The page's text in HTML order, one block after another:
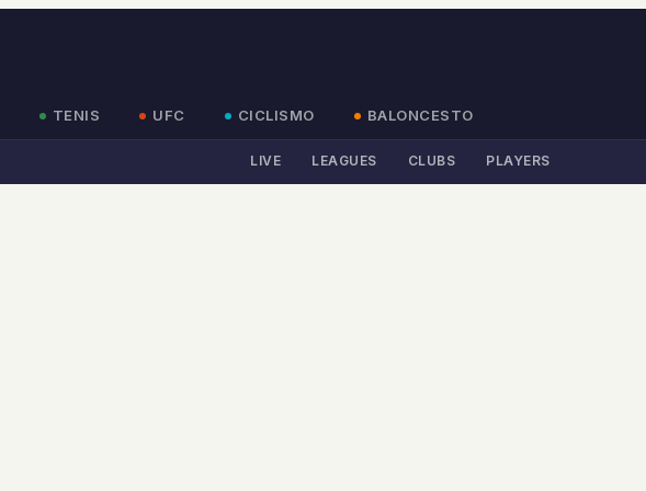
TENIS UFC CICLISMO BALONCESTO
LIVE LEAGUES CLUBS PLAYERS